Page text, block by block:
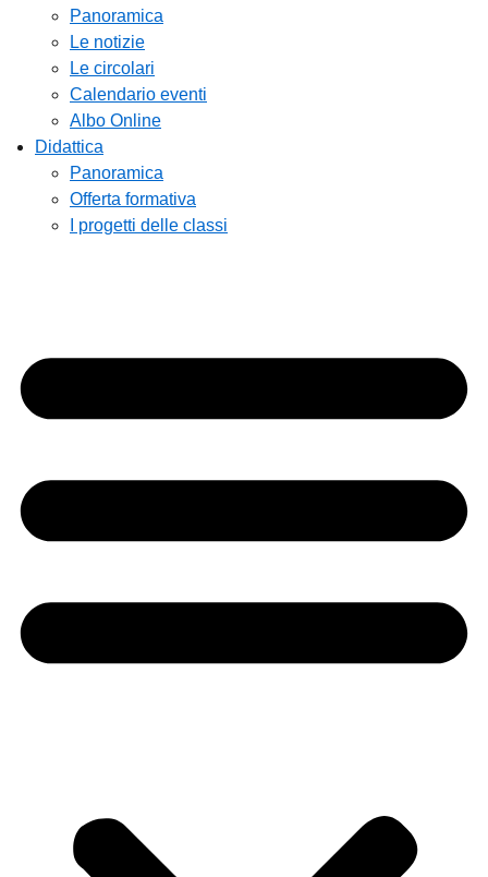
Panoramica
Le notizie
Le circolari
Calendario eventi
Albo Online
Didattica
Panoramica
Offerta formativa
I progetti delle classi